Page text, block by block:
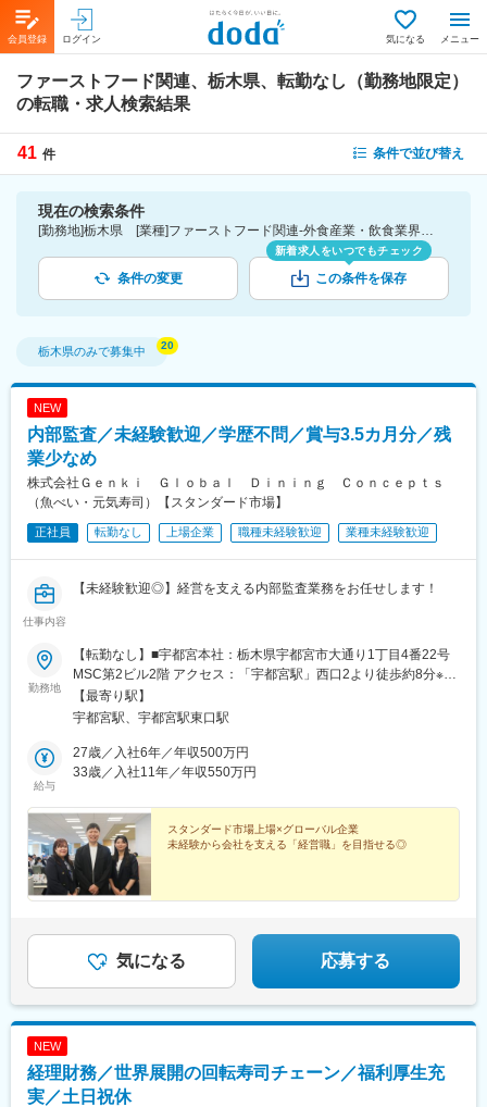
会員登録 ログイン 気になる メニュー
ファーストフード関連、栃木県、転勤なし（勤務地限定）
の転職・求人検索結果
41 件 条件で並び替え
現在の検索条件
[勤務地]栃木県 [業種]ファーストフード関連-外食産業・飲食業界 [こだわり条件ピックアップ]転勤なし（勤務地限定） [詳細条件](募集・採用情報)転勤なし（勤務地限定）
条件の変更
新着求人をいつでもチェック
この条件を保存
栃木県のみで募集中
NEW
内部監査／未経験歓迎／学歴不問／賞与3.5カ月分／残
業少なめ
株式会社Ｇｅｎｋｉ Ｇｌｏｂａｌ Ｄｉｎｉｎｇ Ｃｏｎｃｅｐｔｓ
（魚べい・元気寿司）【スタンダード市場】
正社員 転勤なし 上場企業 職種未経験歓迎 業種未経験歓迎
仕事内容
【未経験歓迎◎】経営を支える内部監査業務をお任せします！
勤務地
【転勤なし】■宇都宮本社：栃木県宇都宮市大通り1丁目4番22号
MSC第2ビル2階 アクセス：「宇都宮駅」西口2より徒歩約8分※受
動喫煙対策：屋内全面禁煙
【最寄り駅】
宇都宮駅、宇都宮駅東口駅
給与
27歳／入社6年／年収500万円
33歳／入社11年／年収550万円
スタンダード市場上場×グローバル企業
未経験から会社を支える「経営職」を目指せる◎
気になる 応募する
NEW
経理財務／世界展開の回転寿司チェーン／福利厚生充
実／土日祝休